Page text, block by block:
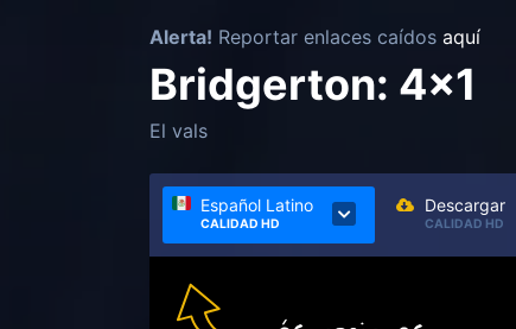
Alerta! Reportar enlaces caídos aquí
Bridgerton: 4x1
El vals
Español Latino
CALIDAD HD
Descargar
CALIDAD HD